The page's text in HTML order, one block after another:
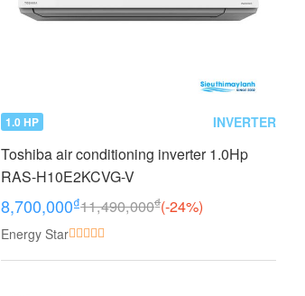
1.0 HP INVERTER
Toshiba air conditioning inverter 1.0Hp
RAS-H10E2KCVG-V
8,700,000₫11,490,000₫(-24%)
Energy Star